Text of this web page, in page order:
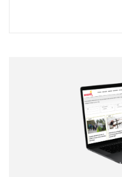
Correo electrónico
Tipo de comentario